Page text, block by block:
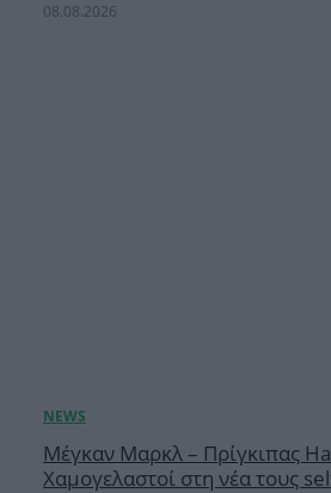
08.08.2026
Μέγκαν Μαρκλ – Πρίγκιπας
Χαμογελαστοί στη νέα τους